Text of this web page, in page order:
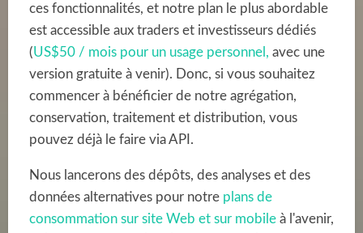
ces fonctionnalités, et notre plan le plus abordable
est accessible aux traders et investisseurs dédiés
(US$50 / mois pour un usage personnel, avec une
version gratuite à venir). Donc, si vous souhaitez
commencer à bénéficier de notre agrégation,
conservation, traitement et distribution, vous
pouvez déjà le faire via API.
Nous lancerons des dépôts, des analyses et des
données alternatives pour notre plans de
consommation sur site Web et sur mobileà l'avenir,